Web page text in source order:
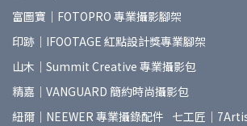
富圖寶｜FOTOPRO 專業攝影腳架
印跡｜IFOOTAGE 紅點設計獎專業腳架
山木｜Summit Creative 專業攝影包
精嘉｜VANGUARD 簡約時尚攝影包
紐爾｜NEEWER 專業攝錄配件 七工匠｜